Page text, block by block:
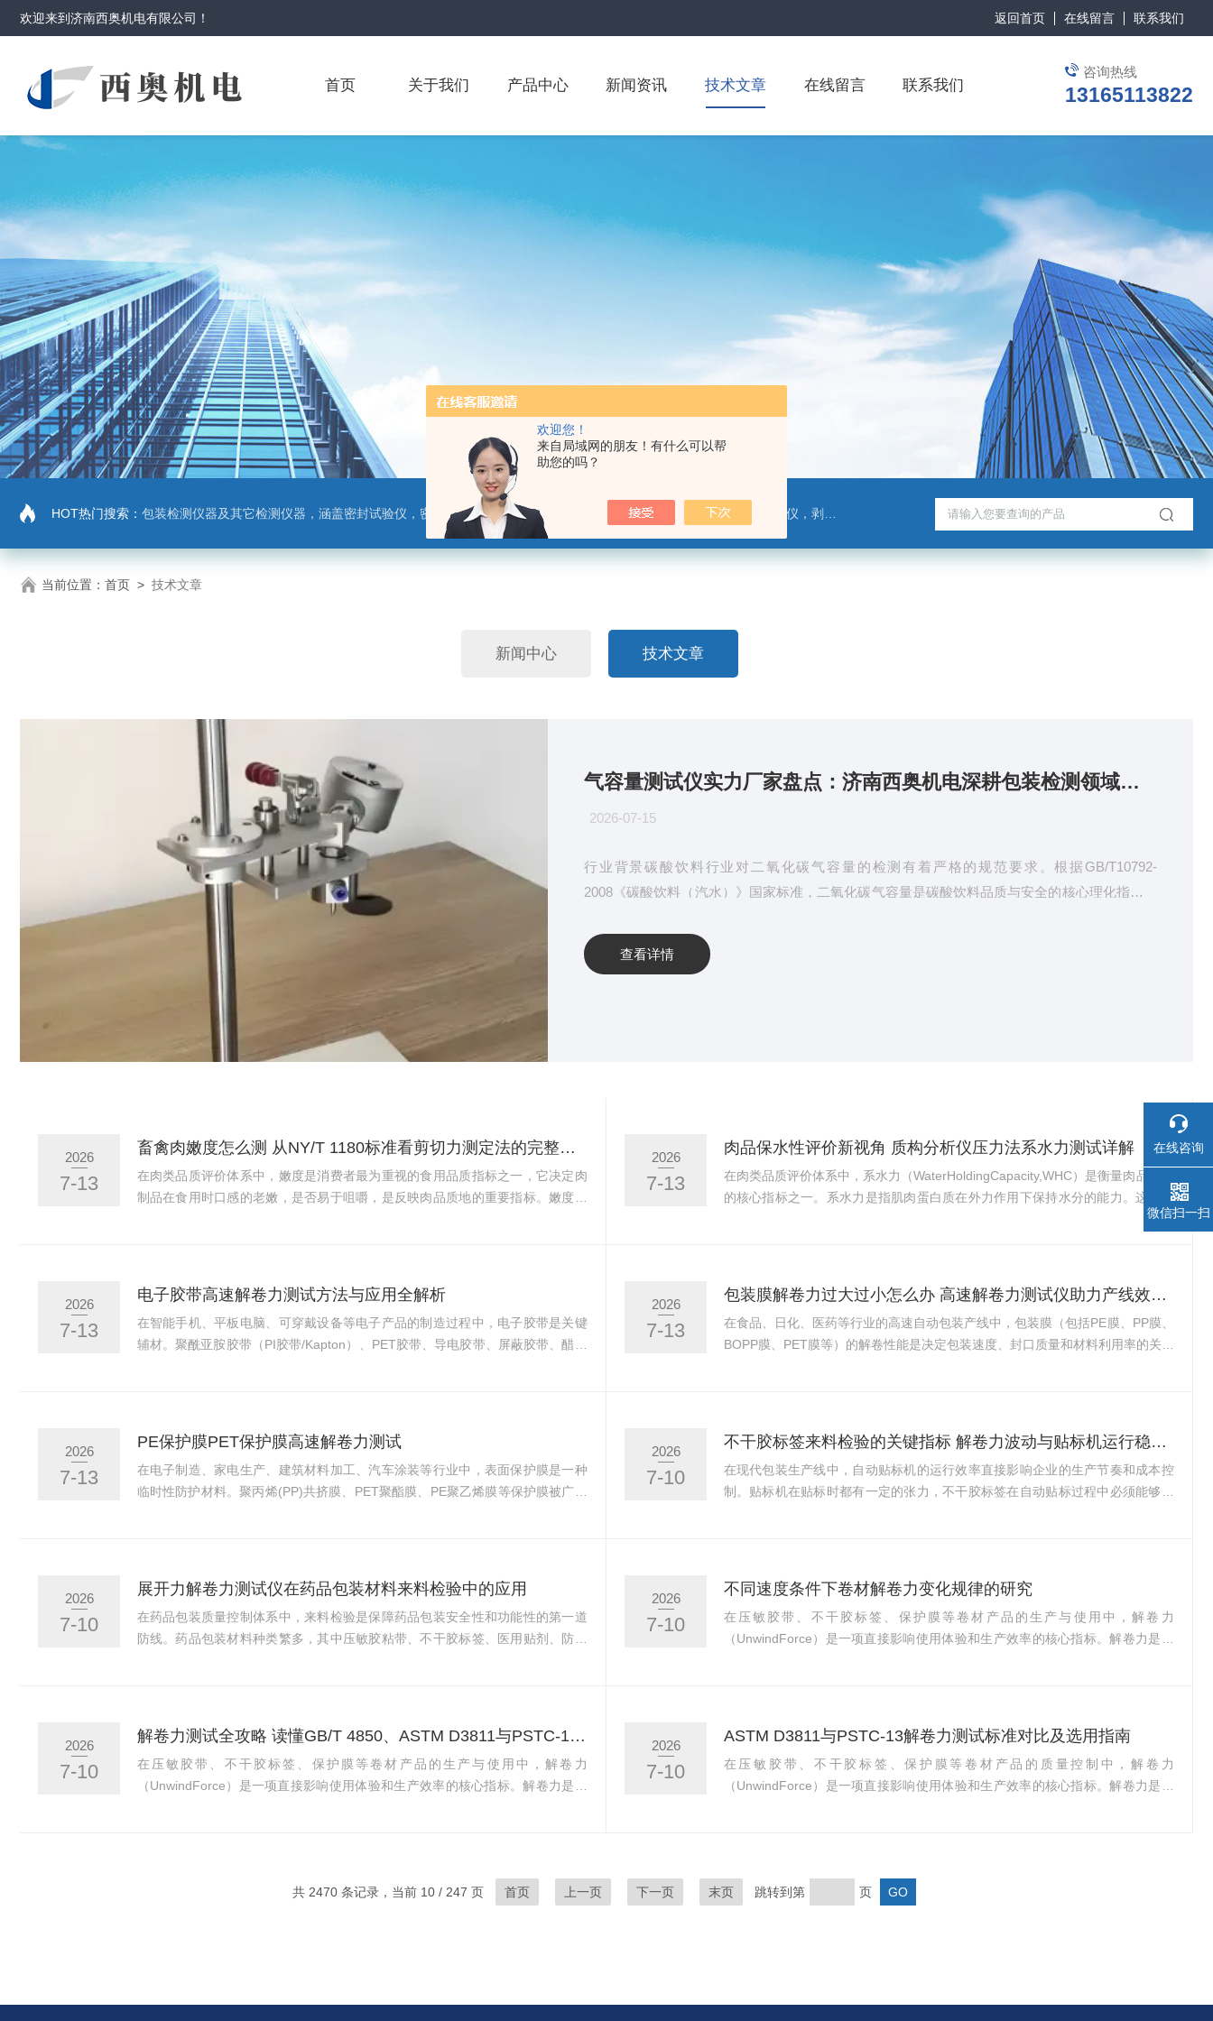
欢迎您！
来自局域网的朋友！有什么可以帮
助您的吗？
欢迎来到济南西奥机电有限公司 ！ 返回首页 在线留言 联系我们
咨询热线
13165113822
首页 关于我们 产品中心 新闻资讯 技术文章 在线留言 联系我们
HOT热门搜索： 包装检测仪器及其它检测仪器，涵盖密封试验仪，密封与泄漏强度测试仪，拉力机，抗压机，热封试验仪，摩擦系数仪，剥离力测试仪，医药包装检测仪，冲击试验仪，安瓿瓶折断力测试仪，垂直度偏差测试仪，扭矩仪，手提袋疲劳度测试仪
当前位置： 首页 > 技术文章
新闻中心 技术文章
气容量测试仪实力厂家盘点：济南西奥机电深耕包装检测领域的技术底气
2026-07-15
行业背景碳酸饮料行业对二氧化碳气容量的检测有着严格的规范要求。根据GB/T10792-
2008《碳酸饮料（汽水）》国家标准，二氧化碳气容量是碳酸饮料品质与安全的核心理化指标，
还具有一定的杀菌和抑菌功能。从市场数据来看，2024年全球碳酸饮料市场规模约4231.3亿元，
中国碳酸饮料市场规模达1420.41亿元。随着市场规模的持续扩大，碳酸饮料生产企业和质检机
查看详情
2026
7-13
畜禽肉嫩度怎么测 从NY/T 1180标准看剪切力测定法的完整操作流程
在肉类品质评价体系中，嫩度是消费者最为重视的食用品质指标之一，它决定肉
制品在食用时口感的老嫩，是否易于咀嚼，是反映肉品质地的重要指标。嫩度实
中华人民共和国农业部提出，全国畜牧业标准化技术委员会归口，于2006年7月
10日发布，2006年10月1日正式实施，适...
2026
7-13
肉品保水性评价新视角 质构分析仪压力法系水力测试详解
在肉类品质评价体系中，系水力（WaterHoldingCapacity,WHC）是衡量肉品质量
的核心指标之一。系水力是指肌肉蛋白质在外力作用下保持水分的能力。这一性
状直接影响肉的风味、颜色、质地、嫩度和凝结性，也直接关系到肉品加工的产
2019《猪肉品质测定技术规程》将系水力定义为“在特定外力作用下，肌肉在规定
时间内保持...
2026
7-13
电子胶带高速解卷力测试方法与应用全解析
在智能手机、平板电脑、可穿戴设备等电子产品的制造过程中，电子胶带是关键
辅材。聚酰亚胺胶带（PI胶带/Kapton）、PET胶带、导电胶带、屏蔽胶带、醋酸
战。当一卷电子胶带在高速自动贴装机上运行时，如果解卷力忽大忽小，可能导
致贴装头定位偏差、胶带断裂、甚至整条产线停机。...
2026
7-13
包装膜解卷力过大过小怎么办 高速解卷力测试仪助力产线效率提升
在食品、日化、医药等行业的高速自动包装产线中，包装膜（包括PE膜、PP膜、
BOPP膜、PET膜等）的解卷性能是决定包装速度、封口质量和材料利用率的关键
影响产线运行稳定性的核心物理量。一、解卷力的物理本质与产线影响解卷力反
映了卷状材料在解卷过程中所需克服的阻力，其数值与材...
2026
7-13
PE保护膜PET保护膜高速解卷力测试
在电子制造、家电生产、建筑材料加工、汽车涂装等行业中，表面保护膜是一种
临时性防护材料。聚丙烯(PP)共挤膜、PET聚酯膜、PE聚乙烯膜等保护膜被广泛
成。在这一过程中，解卷力——即将保护膜从卷筒上解开时所需克服的物理阻力
——成为决定贴覆质量的关键因素之一。如果解卷力过大，保...
2026
7-10
不干胶标签来料检验的关键指标 解卷力波动与贴标机运行稳定性
在现代包装生产线中，自动贴标机的运行效率直接影响企业的生产节奏和成本控
制。贴标机在贴标时都有一定的张力，不干胶标签在自动贴标过程中必须能够顺
题的核心原因之一。一、解卷力：贴标机能否稳定运行的“第一道关卡”解卷力是
指将压敏胶带或胶膜从卷筒上解开时所需施加的力。对于...
2026
7-10
展开力解卷力测试仪在药品包装材料来料检验中的应用
在药品包装质量控制体系中，来料检验是保障药品包装安全性和功能性的第一道
防线。药品包装材料种类繁多，其中压敏胶粘带、不干胶标签、医用贴剂、防伪
卷筒解开时所需克服的物理阻力。如果解卷力过大，标签在自动贴标线上难以顺
畅剥离，可能导致断带或设备停机；如果解卷力过小，胶带...
2026
7-10
不同速度条件下卷材解卷力变化规律的研究
在压敏胶带、不干胶标签、保护膜等卷材产品的生产与使用中，解卷力
（UnwindForce）是一项直接影响使用体验和生产效率的核心指标。解卷力是指
量实践表明，解卷力随解卷速度的变化而显著变化，且两者之间并非简单的单调
关系。理解这一变化规律，对于生产企业正确选择测试方法、准确...
2026
7-10
解卷力测试全攻略 读懂GB/T 4850、ASTM D3811与PSTC-13标准差异
在压敏胶带、不干胶标签、保护膜等卷材产品的生产与使用中，解卷力
（UnwindForce）是一项直接影响使用体验和生产效率的核心指标。解卷力是指
一、解卷力测试的标准体系压敏胶带解卷力的检测主要依据以下三大...
2026
7-10
ASTM D3811与PSTC-13解卷力测试标准对比及选用指南
在压敏胶带、不干胶标签、保护膜等卷材产品的质量控制中，解卷力
（UnwindForce）是一项直接影响使用体验和生产效率的核心指标。解卷力是指
PSTC-13（压敏胶带委员会标准）。两者在测试原理上相...
共 2470 条记录，当前 10 / 247 页 首页 上一页 下一页 末页 跳转到第 页
在线咨询
微信扫一扫